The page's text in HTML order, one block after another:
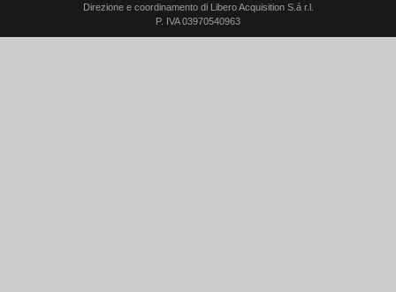
Direzione e coordinamento di Libero Acquisition S.á r.l.
P. IVA 03970540963